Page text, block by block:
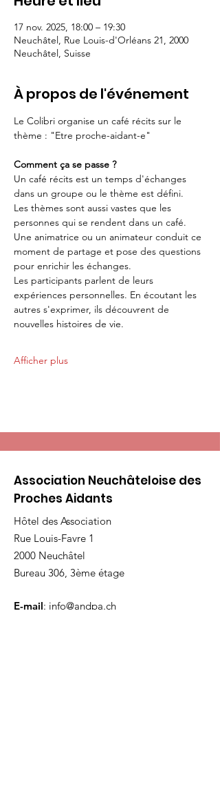
17 nov. 2025, 18:00 – 19:30
Neuchâtel, Rue Louis-d'Orléans 21, 2000
Neuchâtel, Suisse
À propos de l'événement
Le Colibri organise un café récits sur le
thème : "Etre proche-aidant-e"
Comment ça se passe ?
Un café récits est un temps d'échanges
dans un groupe ou le thème est défini.
Les thèmes sont aussi vastes que les
personnes qui se rendent dans un café.
Une animatrice ou un animateur conduit ce
moment de partage et pose des questions
pour enrichir les échanges.
Les participants parlent de leurs
expériences personnelles. En écoutant les
autres s'exprimer, ils découvrent de
nouvelles histoires de vie.
Afficher plus
Association Neuchâteloise des
Proches Aidants
Hôtel des Association
Rue Louis-Favre 1
2000 Neuchâtel
Bureau 306, 3ème étage
E-mail: info@andpa.ch